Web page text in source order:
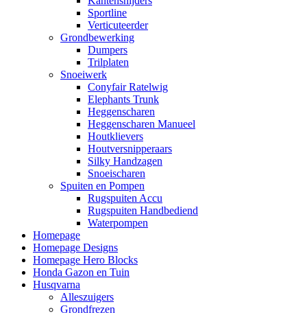
Sportline
Verticuteerder
Grondbewerking
Dumpers
Trilplaten
Snoeiwerk
Conyfair Ratelwig
Elephants Trunk
Heggenscharen
Heggenscharen Manueel
Houtklievers
Houtversnipperaars
Silky Handzagen
Snoeischaren
Spuiten en Pompen
Rugspuiten Accu
Rugspuiten Handbediend
Waterpompen
Homepage
Homepage Designs
Homepage Hero Blocks
Honda Gazon en Tuin
Husqvarna
Alleszuigers
Grondfrezen